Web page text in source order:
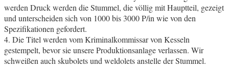
werden Druck werden die Stummel, die völlig mit Hauptteil, gezeigt
und unterscheiden sich von 1000 bis 3000 P/in wie von den
Spezifikationen gefordert.
4. Die Titel werden vom Kriminalkommissar von Kesseln
gestempelt, bevor sie unsere Produktionsanlage verlassen. Wir
schweißen auch skubolets und weldolets anstelle der Stummel.